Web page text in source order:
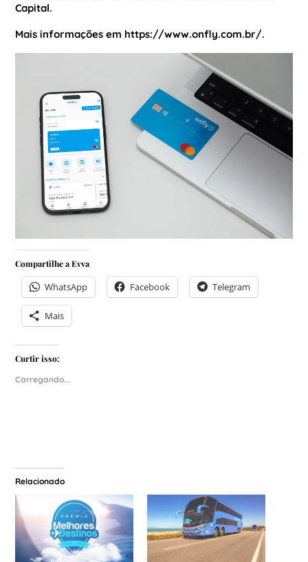
Capital.
Mais informações em https://www.onfly.com.br/.
Compartilhe a Evva
WhatsApp Facebook Telegram
Mais
Curtir isso:
Carregando...
Relacionado